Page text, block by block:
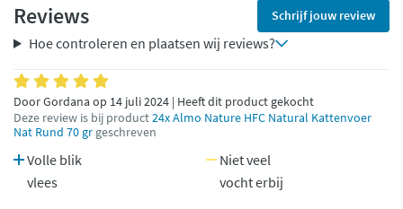
Reviews Schrijf jouw review
Hoe controleren en plaatsen wij reviews?
Door Gordana op 14 juli 2024 | Heeft dit product gekocht
Deze review is bij product24x Almo Nature HFC Natural Kattenvoer
Nat Rund 70 gr geschreven
Volle blik
vlees
Niet veel
vocht erbij